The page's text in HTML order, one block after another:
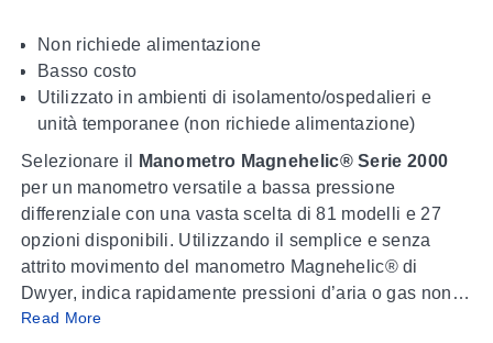
Non richiede alimentazione
Basso costo
Utilizzato in ambienti di isolamento/ospedalieri e
unità temporanee (non richiede alimentazione)
Selezionare il
Manometro Magnehelic® Serie 2000
per un manometro versatile a bassa pressione
differenziale con una vasta scelta di 81 modelli e 27
opzioni disponibili. Utilizzando il semplice e senza
attrito movimento del manometro Magnehelic® di
Dwyer, indica rapidamente pressioni d’aria o gas non
corrosivi—positive, negative (vuoto) o differenziali. Il
Read More